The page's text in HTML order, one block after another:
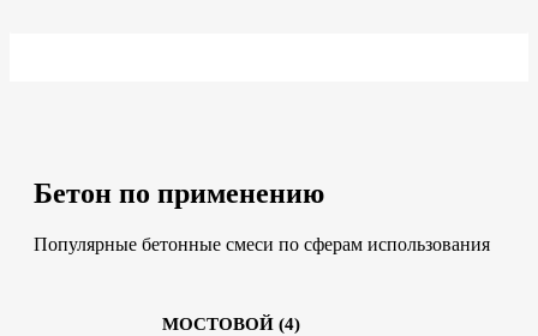
Бетон по применению
Популярные бетонные смеси по сферам использования
МОСТОВОЙ (4)